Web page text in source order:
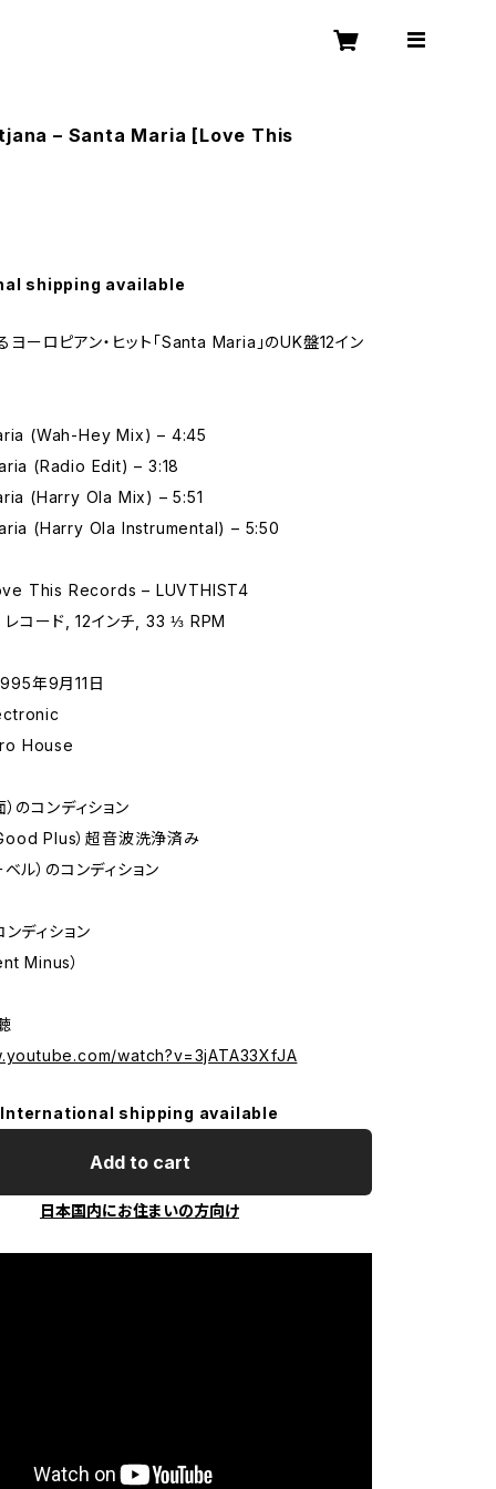
– Santa Maria [Love This
shipping available
ーロピアン・ヒット「Santa Maria」のUK盤12イン
(Wah-Hey Mix) – 4:45
(Radio Edit) – 3:18
(Harry Ola Mix) – 5:51
(Harry Ola Instrumental) – 5:50
This Records – LUVTHIST4
レコード, 12インチ, 33 ⅓ RPM
年9月11日
House
のコンディション
Plus）超音波洗浄済み
ル）のコンディション
ンディション
Minus）
watch?v=3jATA33XfJA
International shipping available
Add to cart
日本国内にお住まいの方向け